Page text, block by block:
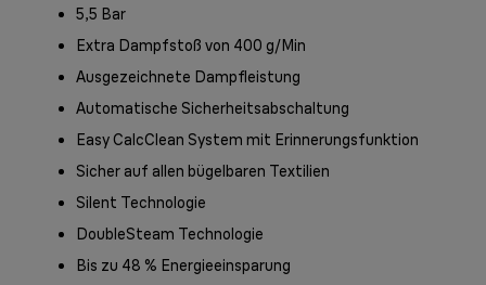
5,5 Bar
Extra Dampfstoß von 400 g/Min
Ausgezeichnete Dampfleistung
Automatische Sicherheitsabschaltung
Easy CalcClean System mit Erinnerungsfunktion
Sicher auf allen bügelbaren Textilien
Silent Technologie
DoubleSteam Technologie
Bis zu 48 % Energieeinsparung